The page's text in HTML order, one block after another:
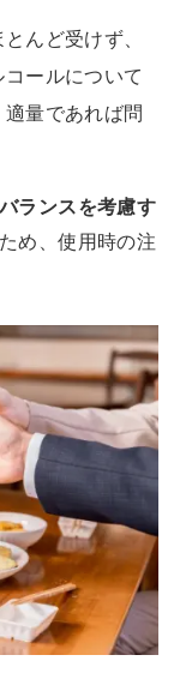
んど受けず、
ールについて
量であれば問
ランスを考慮す
ため、使用時の注